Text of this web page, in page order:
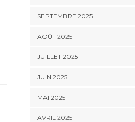
SEPTEMBRE 2025
AOÛT 2025
JUILLET 2025
JUIN 2025
MAI 2025
AVRIL 2025